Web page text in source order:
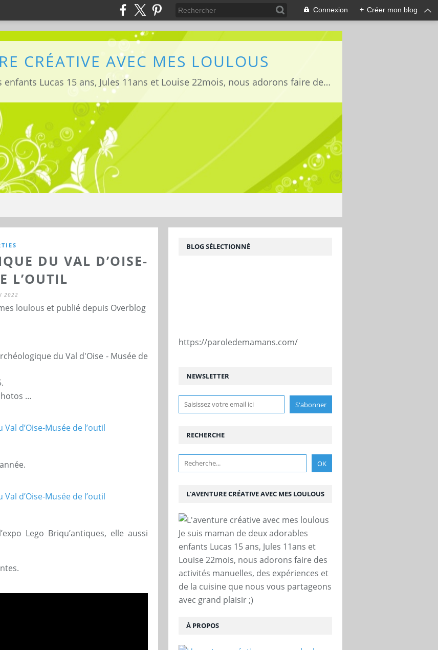
Connexion + Créer mon blog
CRÉATIVE AVEC MES LOULOUS
Je suis maman de deux adorables enfants Lucas 15 ans, Jules 11ans et Louise 22mois, nous adorons faire des activités manuelles, des expériences et de la cuisine que nous vous partageons avec grand plaisir ;)
DU VAL D’OISE-
L’OUTIL
2022
loulous et publié depuis Overblog
du Val d'Oise - Musée de
…
Lego Briqu’antiques, elle aussi
NEWSLETTER
RECHERCHE
L'AVENTURE CRÉATIVE AVEC MES LOULOUS
Je suis maman de deux adorables
enfants Lucas 15 ans, Jules 11ans et
Louise 22mois, nous adorons faire des
activités manuelles, des expériences et
de la cuisine que nous vous partageons
avec grand plaisir ;)
À PROPOS
BLOG SÉLECTIONNÉ
https://paroledemamans.com/